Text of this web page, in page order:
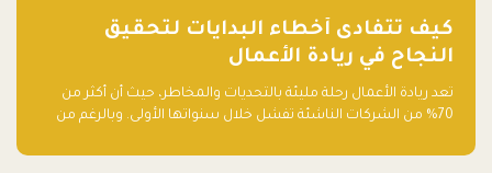
كيف تتفادى أخطاء البدايات لتحقيق
النجاح في ريادة الأعمال
تعد ريادة الأعمال رحلة مليئة بالتحديات والمخاطر، حيث أن أكثر من
70% من الشركات الناشئة تفشل خلال سنواتها الأولى. وبالرغم من
الكثيرون في بداية رحلتهم، وهي التي قد تعرقل نجاحهم. في هذا